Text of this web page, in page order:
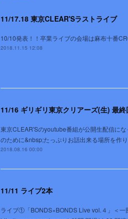
11/17.18 東京CLEAR'Sラストライブ
10/10発表！！卒業ライブの会場は麻布十番
2018.11.15 12:08
11/16 ギリギリ東京クリアーズ(生) 最終
東京CLEAR'Sのyoutube番組が公開生配信に
のために&nbsp;たっぷりお話出来る場所を作
2018.08.16 00:00
11/11 ライブ2本
ライブ①「BONDS×BONDS Live vol.４」＜一